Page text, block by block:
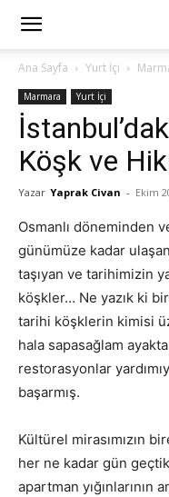
Ana Sayfa Yurt İçi
Marmara Yurt İçi
Köşk ve
Yazar Yaprak Civan - Ekim
Osmanlı döneminden
günümüze kadar
taşıyan ve tarihimizin
köşkler… Ne yazık ki
tarihi köşklerin kimisi
hala sapasağlam
restorasyonlar
başarmış.
Kültürel mirasımızın
her ne kadar gün
apartman yığınlarının